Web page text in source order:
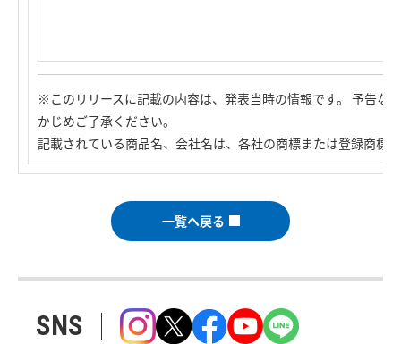
※このリリースに記載の内容は、発表当時の情報です。 予告な
かじめご了承ください。
記載されている商品名、会社名は、各社の商標または登録商標
一覧へ戻る
SNS